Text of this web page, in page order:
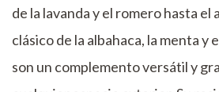
de la lavanda y el romero hasta
clásico de la albahaca, la menta y
son un complemento versátil y